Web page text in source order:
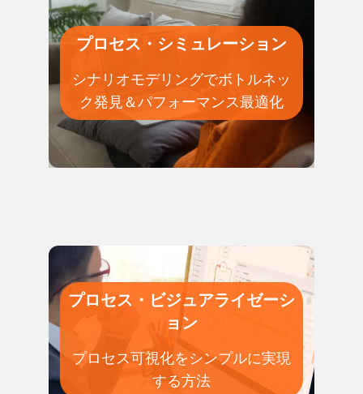
プロセス・シミュレーション
シナリオモデリングでボトルネッ
ク発見＆パフォーマンス最適化
プロセス・ビジュアライゼーシ
ョン
プロセス可視化をシンプルに実現
する方法